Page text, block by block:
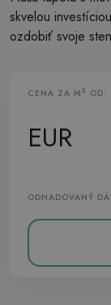
skvelou
ozdobiť svoje
CENA ZA M2 OD:
EUR
ODHADOVANÝ